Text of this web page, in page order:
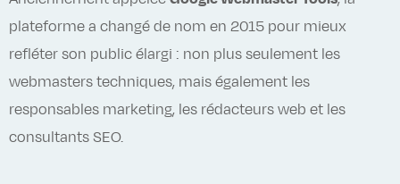
plateforme a changé de nom en 2015 pour mieux
refléter son public élargi : non plus seulement les
webmasters techniques, mais également les
responsables marketing, les rédacteurs web et les
consultants SEO.